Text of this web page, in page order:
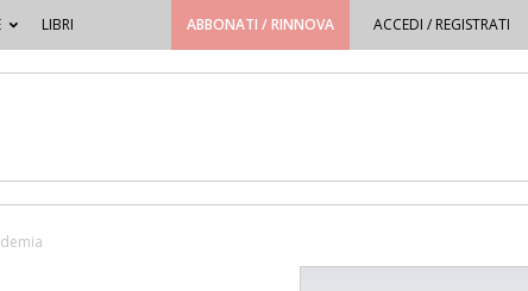
LIBRI ABBONATI / RINNOVA ACCEDI / REGISTRATI